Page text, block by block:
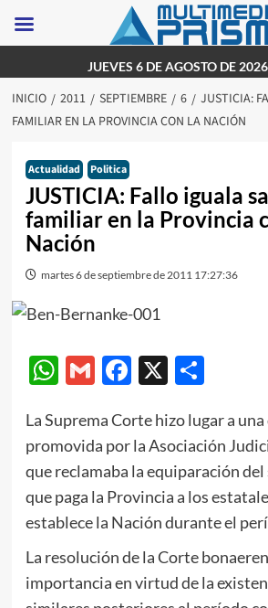
al
contenido
JUEVES 6 DE AGOSTO DE
INICIO 2011 SEPTIEMBRE 6
JUSTICIA:
FAMILIAR EN LA PROVINCIA CON LA NACIÓN
Actualidad Politica
JUSTICIA: Fallo iguala
familiar en la Provincia
Nación
martes 6 de septiembre de 2011 17:27:36
WhatsApp
GmailFacebook
X
La Suprema Corte hizo lugar a
promovida por la Asociación
que reclamaba la equiparación
que paga la Provincia a los
establece la Nación durante el
La resolución de la Corte
importancia en virtud de la